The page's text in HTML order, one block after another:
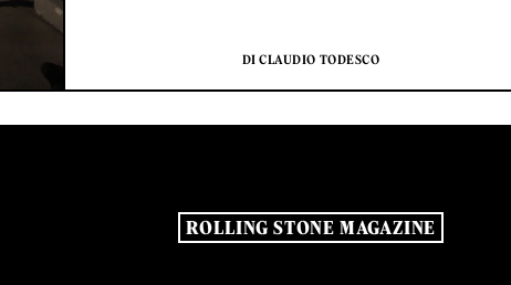
DI CLAUDIO TODESCO
ROLLING STONE MAGAZINE